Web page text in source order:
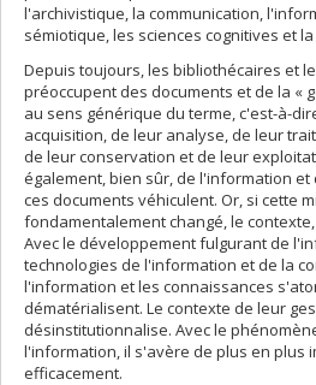
l'archivistique, la communication,
sémiotique, les sciences cognitives et
Depuis toujours, les bibliothécaires et
préoccupent des documents et de la «
au sens générique du terme, c'est-à-
acquisition, de leur analyse, de leur
de leur conservation et de leur
également, bien sûr, de l'information
ces documents véhiculent. Or, si cette
fondamentalement changé, le
Avec le développement fulgurant de
technologies de l'information et de la
l'information et les connaissances
dématérialisent. Le contexte de leur
désinstitutionnalise. Avec le
l'information, il s'avère de plus en plus
efficacement.